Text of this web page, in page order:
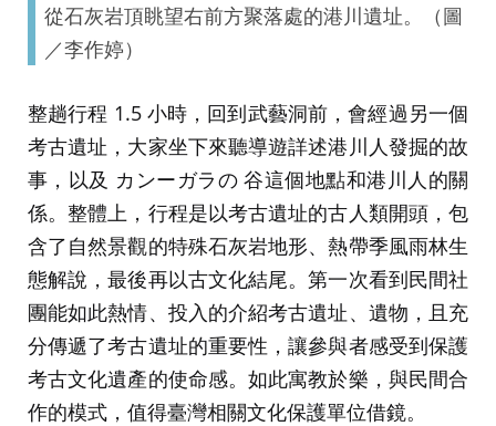
從石灰岩頂眺望右前方聚落處的港川遺址。（圖
／李作婷）
整趟行程 1.5 小時，回到武藝洞前，會經過另一個
考古遺址，大家坐下來聽導遊詳述港川人發掘的故
事，以及 カンーガラの 谷這個地點和港川人的關
係。整體上，行程是以考古遺址的古人類開頭，包
含了自然景觀的特殊石灰岩地形、熱帶季風雨林生
態解說，最後再以古文化結尾。第一次看到民間社
團能如此熱情、投入的介紹考古遺址、遺物，且充
分傳遞了考古遺址的重要性，讓參與者感受到保護
考古文化遺產的使命感。如此寓教於樂，與民間合
作的模式，值得臺灣相關文化保護單位借鏡。